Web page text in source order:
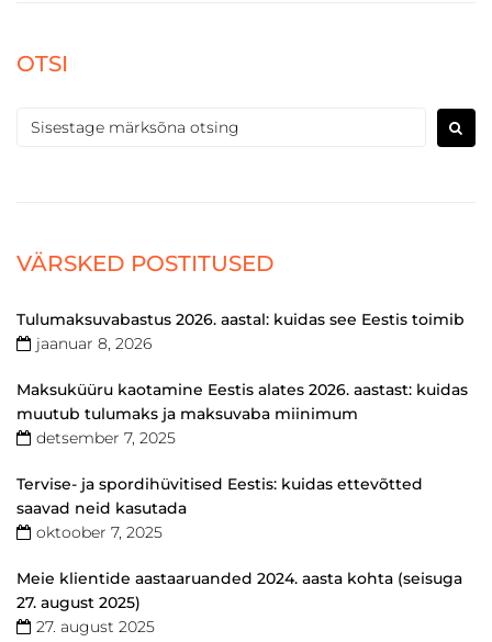
OTSI
VÄRSKED POSTITUSED
Tulumaksuvabastus 2026. aastal: kuidas see Eestis toimib
jaanuar 8, 2026
Maksuküüru kaotamine Eestis alates 2026. aastast: kuidas
muutub tulumaks ja maksuvaba miinimum
detsember 7, 2025
Tervise- ja spordihüvitised Eestis: kuidas ettevõtted
saavad neid kasutada
oktoober 7, 2025
Meie klientide aastaaruanded 2024. aasta kohta (seisuga
27. august 2025)
27. august 2025